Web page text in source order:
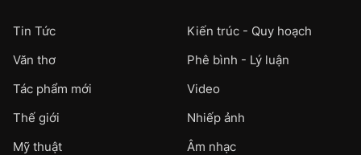
Tin Tức
Kiến trúc - Quy hoạch
Văn thơ
Phê bình - Lý luận
Tác phẩm mới
Video
Thế giới
Nhiếp ảnh
Mỹ thuật
Âm nhạc